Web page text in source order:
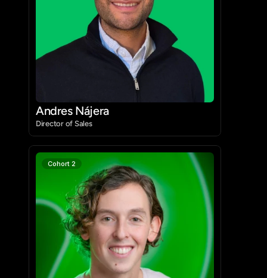
Andres Nájera
Director of Sales
Cohort 2